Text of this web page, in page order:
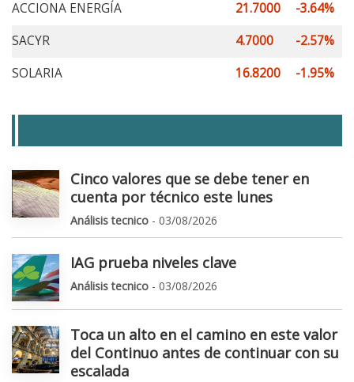
ACCIONA ENERGÍA
21.7000
-3.64%
SACYR
4.7000
-2.57%
SOLARIA
16.8200 -1.95%
Cinco valores que se debe tener en
cuenta por técnico este lunes
Análisis tecnico - 03/08/2026
IAG prueba niveles clave
Análisis tecnico - 03/08/2026
Toca un alto en el camino en este valor
del Continuo antes de continuar con su
escalada